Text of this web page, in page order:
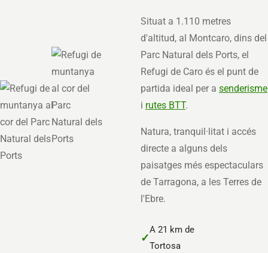
Situat a 1.110 metres
d'altitud, al Montcaro, dins del
Parc Natural dels Ports, el
Refugi de Caro és el punt de
partida ideal per a senderisme
i rutes BTT.
Natura, tranquil·litat i accés
directe a alguns dels
paisatges més espectaculars
de Tarragona, a les Terres de
l'Ebre.
✓
A 21 km de
Tortosa